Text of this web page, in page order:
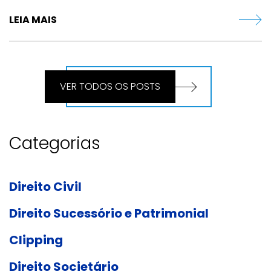
LEIA MAIS
VER TODOS OS POSTS
Categorias
Direito Civil
Direito Sucessório e Patrimonial
Clipping
Direito Societário